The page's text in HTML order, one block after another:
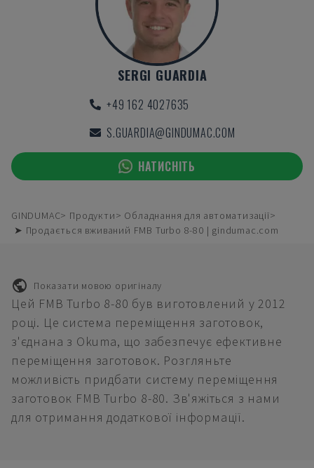
SERGI GUARDIA
+49 162 4027635
S.GUARDIA@GINDUMAC.COM
НАТИСНІТЬ
GINDUMAC Продукти
Обладнання для автоматизації
➤ Продається вживаний FMB Turbo 8-80 | gindumac.com
Показати мовою оригіналу
Цей FMB Turbo 8-80 був виготовлений у 2012
році. Це система переміщення заготовок,
з'єднана з Okuma, що забезпечує ефективне
переміщення заготовок. Розгляньте
можливість придбати систему переміщення
заготовок FMB Turbo 8-80. Зв'яжіться з нами
для отримання додаткової інформації.